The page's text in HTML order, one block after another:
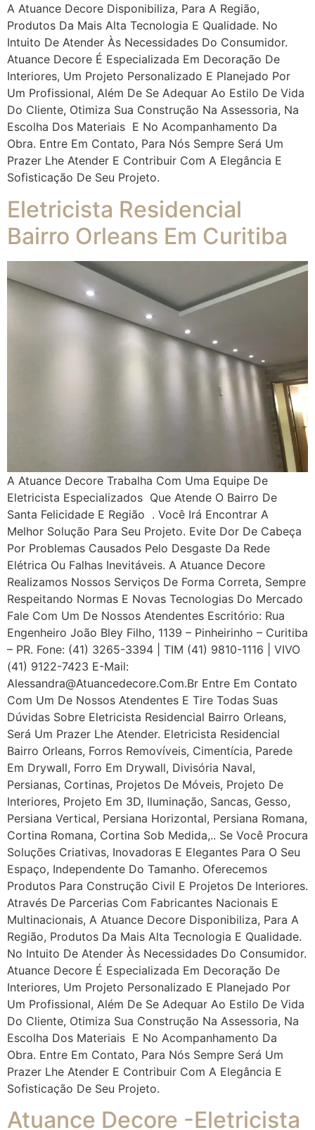
A Atuance Decore Disponibiliza, Para A Região,
Produtos Da Mais Alta Tecnologia E Qualidade. No
Intuito De Atender Às Necessidades Do Consumidor.
Atuance Decore É Especializada Em Decoração De
Interiores, Um Projeto Personalizado E Planejado Por
Um Profissional, Além De Se Adequar Ao Estilo De Vida
Do Cliente, Otimiza Sua Construção Na Assessoria, Na
Escolha Dos Materiais E No Acompanhamento Da
Obra. Entre Em Contato, Para Nós Sempre Será Um
Prazer Lhe Atender E Contribuir Com A Elegância E
Sofisticação De Seu Projeto.
Eletricista Residencial
Bairro Orleans Em Curitiba
A Atuance Decore Trabalha Com Uma Equipe De
Eletricista Especializados Que Atende O Bairro De
Santa Felicidade E Região . Você Irá Encontrar A
Melhor Solução Para Seu Projeto. Evite Dor De Cabeça
Por Problemas Causados Pelo Desgaste Da Rede
Elétrica Ou Falhas Inevitáveis. A Atuance Decore
Realizamos Nossos Serviços De Forma Correta, Sempre
Respeitando Normas E Novas Tecnologias Do Mercado
Fale Com Um De Nossos Atendentes Escritório: Rua
Engenheiro João Bley Filho, 1139 – Pinheirinho – Curitiba
– PR. Fone: (41) 3265-3394 | TIM (41) 9810-1116 | VIVO
(41) 9122-7423 E-Mail:
Alessandra@atuancedecore.com.br Entre Em Contato
Com Um De Nossos Atendentes E Tire Todas Suas
Dúvidas Sobre Eletricista Residencial Bairro Orleans,
Será Um Prazer Lhe Atender. Eletricista Residencial
Bairro Orleans, Forros Removíveis, Cimentícia, Parede
Em Drywall, Forro Em Drywall, Divisória Naval,
Persianas, Cortinas, Projetos De Móveis, Projeto De
Interiores, Projeto Em 3D, Iluminação, Sancas, Gesso,
Persiana Vertical, Persiana Horizontal, Persiana Romana,
Cortina Romana, Cortina Sob Medida,.. Se Você Procura
Soluções Criativas, Inovadoras E Elegantes Para O Seu
Espaço, Independente Do Tamanho. Oferecemos
Produtos Para Construção Civil E Projetos De Interiores.
Através De Parcerias Com Fabricantes Nacionais E
Multinacionais, A Atuance Decore Disponibiliza, Para A
Região, Produtos Da Mais Alta Tecnologia E Qualidade.
No Intuito De Atender Às Necessidades Do Consumidor.
Atuance Decore É Especializada Em Decoração De
Interiores, Um Projeto Personalizado E Planejado Por
Um Profissional, Além De Se Adequar Ao Estilo De Vida
Do Cliente, Otimiza Sua Construção Na Assessoria, Na
Escolha Dos Materiais E No Acompanhamento Da
Obra. Entre Em Contato, Para Nós Sempre Será Um
Prazer Lhe Atender E Contribuir Com A Elegância E
Sofisticação De Seu Projeto.
Atuance Decore -Eletricista